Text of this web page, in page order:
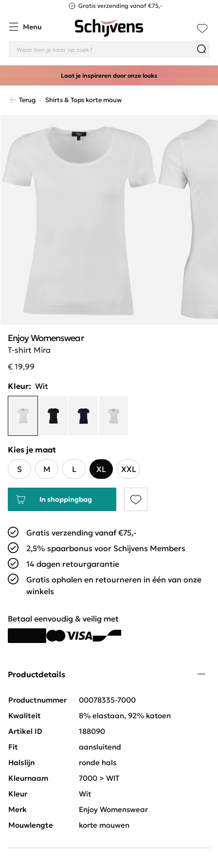
Gratis verzending vanaf €75,-
Menu
Laat je inspireren door onze looks
Terug Shirts & Tops korte mouw
T-shirt Mira
Enjoy Womenswear
€ 19,99
Kleur: Wit
Kies je maat
S
M L XL XXL
In shoppingbag
Gratis verzending vanaf €75,-
2,5% spaarbonus voor Schijvens Members
14 dagen retourgarantie
Gratis ophalen en retourneren in één van onze
winkels
Betaal eenvoudig & veilig met
Productdetails
Productnummer
00078335-7000
Kwaliteit
8% elastaan, 92% katoen
Artikel ID
188090
Fit
aansluitend
Halslijn
ronde hals
Kleurnaam
7000 > WIT
Kleur
Wit
Merk
Enjoy Womenswear
Mouwlengte
korte mouwen